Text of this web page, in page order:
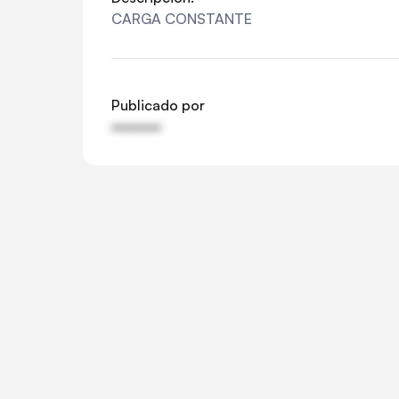
CARGA CONSTANTE
Publicado por
••••••••